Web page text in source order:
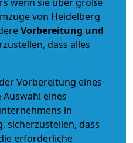
von Heidelberg
Vorbereitung und
dass alles
Vorbereitung eines
eines
in
sicherzustellen, dass
erforderliche